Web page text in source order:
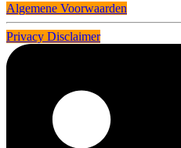
Algemene Voorwaarden
Privacy Disclaimer